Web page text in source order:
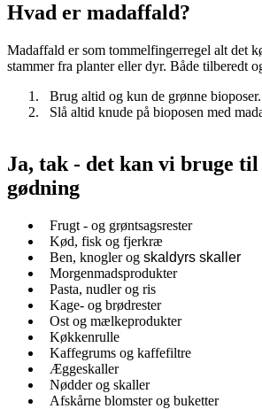
Hvad er madaffald?
Madaffald er som tommelfingerregel alt det
stammer fra planter eller dyr. Både tilberedt
Brug altid og kun de grønne bioposer.
Slå altid knude på bioposen med
Ja, tak - det kan vi bruge til
gødning
Frugt - og grøntsagsrester
Kød, fisk og fjerkræ
Ben, knogler og skaldyrs skaller
Morgenmadsprodukter
Pasta, nudler og ris
Kage- og brødrester
Ost og mælkeprodukter
Køkkenrulle
Kaffegrums og kaffefiltre
Æggeskaller
Nødder og skaller
Afskårne blomster og buketter